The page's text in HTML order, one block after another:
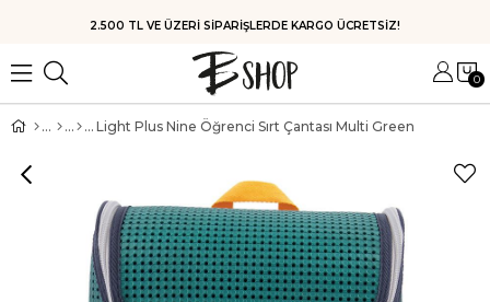
HIZLI KARGO
0
Light Plus Nine Öğrenci Sırt Çantası Multi Green